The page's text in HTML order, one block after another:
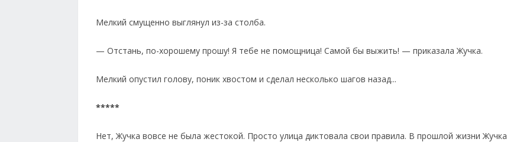
Мелкий смущенно выглянул из-за столба.
— Отстань, по-хорошему прошу! Я тебе не помощница! Самой бы выжить! — приказала Жучка.
Мелкий опустил голову, поник хвостом и сделал несколько шагов назад...
*****
Нет, Жучка вовсе не была жестокой. Просто улица диктовала свои правила. В прошлой жизни Жучка